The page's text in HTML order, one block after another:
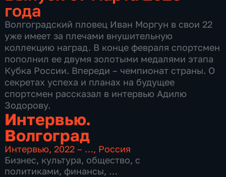
года
Волгоградский пловец Иван Моргун в свои 22
уже имеет за плечами внушительную
коллекцию наград. В конце февраля спортсмен
пополнил ее двумя золотыми медалями этапа
Кубка России. Впереди – чемпионат страны. О
секретах успеха и планах на будущее
спортсмен рассказал в интервью Адилю
Зодорову.
Интервью.
Волгоград
Интервью,2022 – …, Россия
Бизнес, культура, общество, с
политиками, финансы,